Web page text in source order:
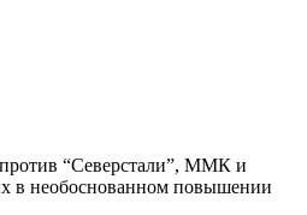
“Северстали”, ММК и
в необоснованном повышении